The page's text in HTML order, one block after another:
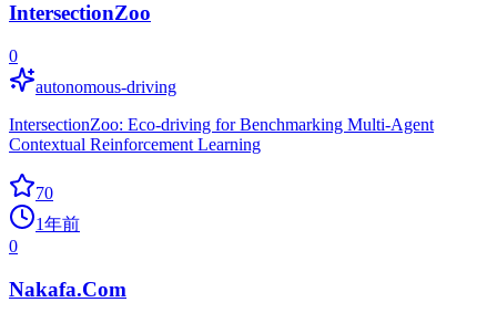
IntersectionZoo
0
autonomous-driving
IntersectionZoo: Eco-driving for Benchmarking Multi-Agent
Contextual Reinforcement Learning
70
1年前
0
Nakafa.Com